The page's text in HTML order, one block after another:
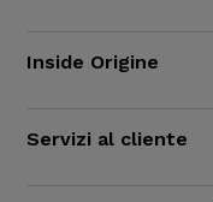
Inside Origine
Servizi al cliente